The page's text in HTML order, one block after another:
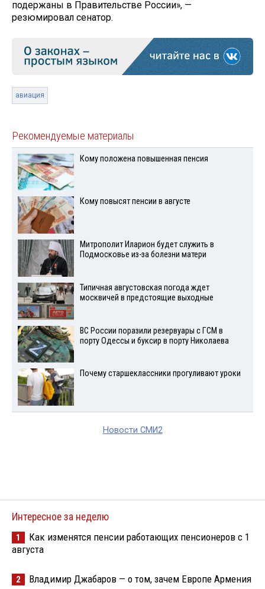
подержаны в Правительстве России», —
резюмировал сенатор.
авиация
Рекомендуемые материалы
Кому положена повышенная пенсия
Кому повысят пенсии в августе
Митрополит Иларион будет служить в
Подмосковье из-за болезни матери
Типичная августовская погода ждет
москвичей в предстоящие выходные
ВС России поразили резервуары с ГСМ в
порту Одессы и буксир в порту Николаева
Почему старшеклассники прогуливают уроки
Новости СМИ2
Интересное за неделю
1
Как изменятся пенсии работающих пенсионеров с 1
августа
2 Владимир Джабаров — о том, зачем Европе Армения